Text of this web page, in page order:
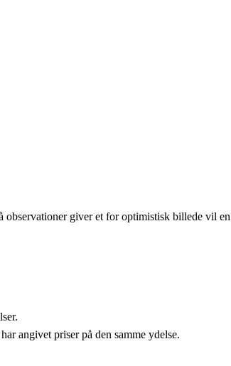
observationer giver et for optimistisk billede vil
angivet priser på den samme ydelse.